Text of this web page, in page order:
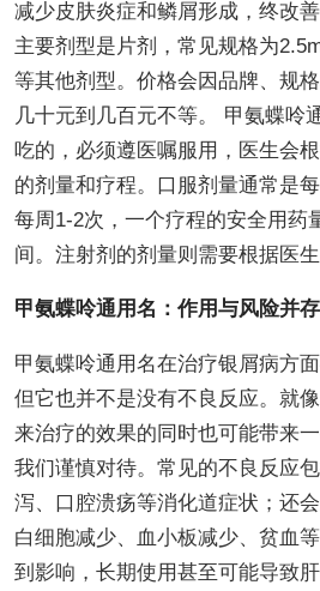
减少皮肤炎症和鳞屑形成，终改
主要剂型是片剂，常见规格为
等其他剂型。价格会因品牌、规
几十元到几百元不等。 甲氨蝶呤
吃的，必须遵医嘱服用，医生会
的剂量和疗程。口服剂量通常是
每周1-2次，一个疗程的安全用药
间。注射剂的剂量则需要根据医
甲氨蝶呤通用名：作用与风险并存
甲氨蝶呤通用名在治疗银屑病方
但它也并不是没有不良反应。就
来治疗的效果的同时也可能带来
我们谨慎对待。常见的不良反应
泻、口腔溃疡等消化道症状；还
白细胞减少、血小板减少、贫血
到影响，长期使用甚至可能导致